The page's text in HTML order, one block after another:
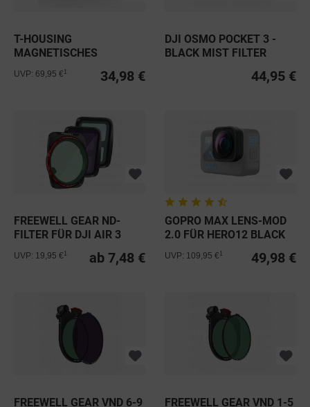
T-HOUSING
MAGNETISCHES
TAUCHFILTERSET FÜR
OSMO...
34,98 €
UVP: 69,95 €
DJI OSMO POCKET 3 -
BLACK MIST FILTER
44,95 €
FREEWELL GEAR ND-
FILTER FÜR DJI AIR 3
ab 7,48 €
UVP: 19,95 €
GOPRO MAX LENS-MOD
2.0 FÜR HERO12 BLACK
49,98 €
UVP: 109,95 €
FREEWELL GEAR VND 6-9 FREEWELL GEAR VND 1-5